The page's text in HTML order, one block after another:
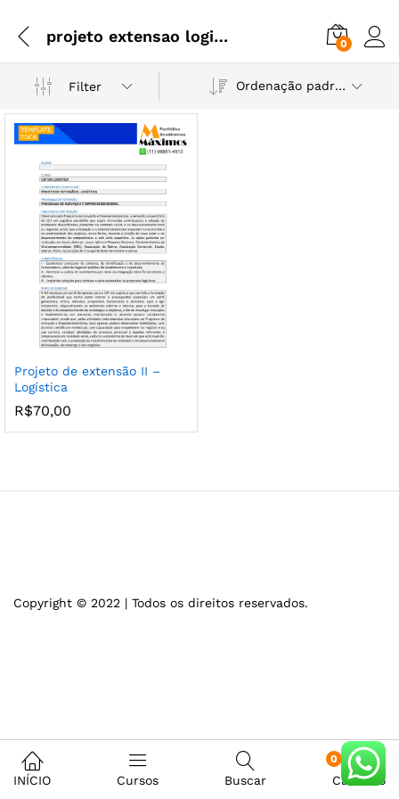
projeto extensao logistica 0
Filter Ordenação padrão
Projeto de extensão II –
Logística
R$70,00
Copyright © 2022 | Todos os direitos reservados.
INÍCIO Cursos Buscar
0
Carrinho